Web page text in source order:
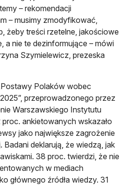
– rekomendacji
– musimy zmodyfikować,
żeby treści rzetelne, jakościowe
a nie te dezinformujące – mówi
Szymielewicz, prezeska
Polaków wobec
przeprowadzonego przez
Warszawskiego Instytutu
ankietowanych wskazało
jako największe zagrożenie
deklarują, że wiedzą, jak
38 proc. twierdzi, że nie
w mediach
głównego źródła wiedzy. 31